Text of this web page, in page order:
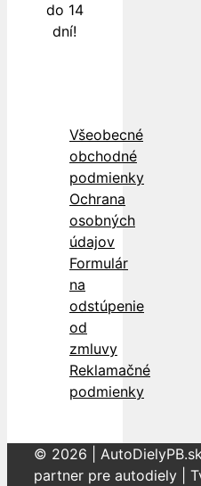
do 14
dní!
Všeobecné
obchodné
podmienky
Ochrana
osobných
údajov
Formulár
na
odstúpenie
od
zmluvy
Reklamačné
podmienky
© 2026 |
partner pre autodiely |